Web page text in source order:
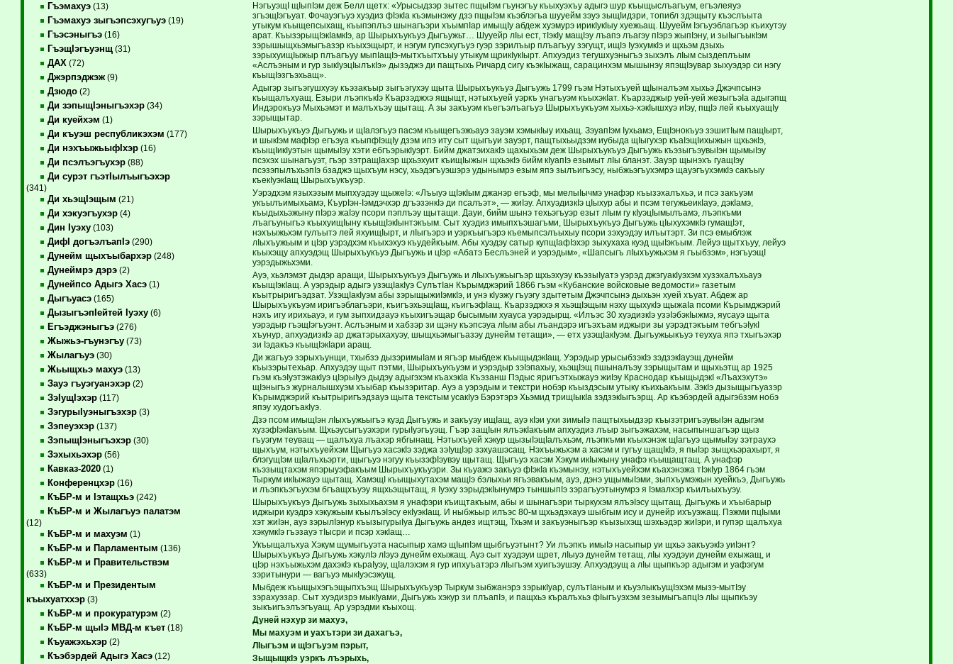
Гъэмахуэ(13)
Гъэмахуэ зыгъэпсэхугъуэ(19)
Гъэсэныгъэ(16)
ГъэщIэгъуэнщ(31)
ДАХ (72)
Джэрпэджэж(9)
Дзюдо(2)
Ди зэпыщIэныгъэхэр(34)
Ди куейхэм (1)
Ди къуэш республикэхэм (177)
Ди нэхъыжьыфIхэр(16)
Ди псэлъэгъухэр(88)
Ди сурэт гъэтIылъыгъэхэр
(341)
Ди хьэщIэщым (21)
Ди хэкуэгъухэр(4)
Дин Iуэху(103)
ДифI догъэлъапIэ(290)
Дунейм щыхъыбархэр(248)
Дунеймрэ дэрэ(2)
Дунейпсо Адыгэ Хасэ(1)
Дыгъуасэ(165)
ДызыгъэпIейтей Iуэху(6)
Егъэджэныгъэ(276)
Жыжьэ-гъунэгъу(73)
Жылагъуэ(30)
Жьыщхьэ махуэ(13)
Зауэ гъуэгуанэхэр(2)
ЗэIущIэхэр(117)
ЗэгурыIуэныгъэхэр(3)
Зэпеуэхэр(137)
ЗэпыщIэныгъэхэр(30)
Зэхыхьэхэр(56)
Кавказ-2020(1)
Конференцхэр(16)
КъБР-м и Iэтащхьэ(242)
КъБР-м и Жылагъуэ палатэм
(12)
КъБР-м и махуэм (1)
КъБР-м и Парламентым (136)
КъБР-м и Правительствэм
(633)
КъБР-м и Президентым
къыхуатххэр(3)
КъБР-м и прокуратурэм (2)
КъБР-м щыIэ МВД-м къет(18)
Къуажэхьхэр(2)
Къэбэрдей Адыгэ Хасэ(12)
НэгъуэщI щIыпIэм деж Белл щетх: «Урысыдзэр зытес пщыIэм гъунэгъу къыхуэхъу адыгэ шур къыщыслъагъум, егъэлеяуэ
згъэщIэгъуат. Фочауэгъуэ хуэдиз фIэкIа къэмынэжу дзэ пщыIэм къэблэгъа шууейм зэуэ зыщIидзри, топибл здэщыту къэслъыта
утыкум къыщепсыхащ, къыпэплъэ шынагъэри хъымпIар имыщIу абдеж хуэмурэ ирикIукIыу хуежьащ. Шууейм Iэгъуэблагъэр къихутэу
арат. КъызэрыщIэкIамкIэ, ар Шырыхъукъуэ Дыгъужьт… Шууейр лIы ест, тIэкIу мащIэу лъапэ лъагэу пIэрэ жыпIэну, и зыIыгъыкIэм
зэрышыщхьэмыгъазэр къыхэщырт, и нэгум гупсэхугъуэ гуэр зэрилъыр плъагъуу зэгущт, ищIэ IуэхумкIэ и щхьэм дзыхь
зэрыхуищIыжыр плъагъуу мыпIащIэ-мытхъытхъыу утыкум щрикIукIырт. Апхуэдиз тегушхуэныгъэ зыхэлъ лIым сыздеплъым
«Аслъэным и гур зыкIуэцIылъкIэ» дызэджэ ди пащтыхь Ричард сигу къэкIыжащ, сарацинхэм мышынэу япэщIэувар зыхуэдэр си нэгу
къыщIэзгъэхьащ».
Адыгэр зыгъэгушхуэу къэзакъыр зыгъэгухэу щыта Шырыхъукъуэ Дыгъужь 1799 гъэм Нэтыхъуей щIыналъэм хыхьэ Джэчпсынэ
къыщалъхуащ. Езыри лъэпкъкIэ Къарзэджхэ ящыщт, нэтыхъуей уэркъ унагъуэм къыхэкIат. Къарзэджыр уей-уей жезыгъэIа адыгэпщ
Индэрокъуэ Мыхьэмэт и малъхъэу щытащ. А зы закъуэм къегъэлъагъуэ Шырыхъукъуэм хыхьэ-хэкIышхуэ иIэу, пщIэ лей къыхуащIу
зэрыщытар.
Шырыхъукъуэ Дыгъужь и щIалэгъуэ пасэм къыщегъэжьауэ зауэм хэмыкIыу ихьащ. ЗэуапIэм Iухьамэ, ЕщIэнокъуэ зэшитIым пащIырт,
и шыкIэм мафIэр егъэуа къыпфIэщIу дзэм ипэ иту сыт щыгъуи зауэрт, пащтыхьыдзэм иубыда щIыгухэр къаIэщIихыжын щхьэкIэ,
къыщIикIуэтын щымыIэу хэти ебгъэрыкIуэрт. Бийм джатэихакIэ щахыхьэм деж Шырыхъукъуэ Дыгъужь къэзыгъэувыIэн щымыIэу
псэхэх шынагъуэт, гъэр зэтращIахэр щхьэхуит къищIыжын щхьэкIэ бийм кIуапIэ езымыт лIы бланэт. Зауэр щынэхъ гуащIэу
псэзэпылъхьэпIэ бзаджэ щыхъум нэсу, хьэдэгъуэшэрэ удынымрэ езым япэ зылъигъэсу, ныбжьэгъухэмрэ щауэгъухэмкIэ сакъыу
къекIуэкIащ Шырыхъукъуэр.
Уэрэдхэм языхэзым мыпхуэдэу щыжеIэ: «Лъыуэ щIэкIым джанэр егъэф, мы мелыIычмэ унафэр къызэхалъхьэ, и псэ закъуэм
укъылъимыхьамэ, КъурIэн-Iэмдэчхэр дгъэзэнкIэ ди псалъэт», — жиIэу. АпхуэдизкIэ цIыхур абы и псэм тегужьеикIауэ, дэкIамэ,
къыдыхьэжыну пIэрэ жаIэу псори пэплъэу щытащи. Дауи, бийм шынэ техьэгъуэр езыт лIым гу кIуэцIымылъамэ, лъэпкъми
лъагъуныгъэ къыхуищIыну къыщIэкIынтэкъым. Сыт хуэдиз имыпхъэшагъми, Шырыхъукъуэ Дыгъужь цIыхухэмкIэ гумащIэт,
нэхъыжьхэм гулъытэ лей яхуищIырт, и лIыгъэрэ и уэркъыгъэрэ къемыпсэлъыхыу псори зэхуэдэу илъытэрт. Зи псэ емыблэж
лIыхъужьым и цIэр уэрэдхэм къыхэхуэ къудейкъым. Абы хуэдэу сатыр купщIафIэхэр зыхухаха куэд щыIэкъым. Лейуэ щытхъуу, лейуэ
къыхэщу апхуэдэщ Шырыхъукъуэ Дыгъужь и цIэр «Абатэ Беслъэней и уэрэдым», «Шапсыгъ лIыхъужьхэм я гъыбзэм», нэгъуэщI
уэрэдыжьхэми.
Ауэ, хьэлэмэт дыдэр аращи, Шырыхъукъуэ Дыгъужь и лIыхъужьыгъэр щхьэхуэу къэзыIуатэ уэрэд джэгуакIуэхэм хузэхалъхьауэ
къыщIэкIащ. А уэрэдыр адыгэ узэщIакIуэ СулътIан Кърымджэрий 1866 гъэм «Кубанские войсковые ведомости» газетым
къытрыригъэдзат. УзэщIакIуэм абы зэрыщыжиIэмкIэ, и унэ кIуэжу гъуэгу здытетым Джэчпсынэ дыхьэн хуей хъуат. Абдеж ар
Шырыхъукъуэм иригъэблагъэри, къигъэхьэщIащ, къигъэфIащ. Къарзэджхэ я хьэщIэщым нэху щыхукIэ щыжаIа псоми Кърымджэрий
нэхъ игу ирихьауэ, и гум зыпхидзауэ къыхигъэщар бысымым хуауса уэрэдырщ. «Илъэс 30 хуэдизкIэ узэIэбэкIыжмэ, яусауэ щыта
уэрэдыр гъэщIэгъуэнт. Аслъэным и хабзэр зи щэну къэпсэуа лIым абы лъандэрэ игъэхъам иджыри зы уэрэдтэкъым тебгъэIукI
хъунур, апхуэдизкIэ ар джатэрыхахуэу, шыщхьэмыгъазэу дунейм тетащи», — етх узэщIакIуэм. Дыгъужьыкъуэ теухуа япэ тхыгъэхэр
зи Iэдакъэ къыщIэкIари аращ.
Ди жагъуэ зэрыхъунщи, тхыбзэ дызэримыIам и ягъэр мыбдеж къыщыдэкIащ. Уэрэдыр урысыбзэкIэ зэдзэкIауэщ дунейм
къызэрытехьар. Апхуэдэу щыт пэтми, Шырыхъукъуэм и уэрэдыр зэIэпахыу, хьэщIэщ пшыналъэу зэрыщытам и щыхьэтщ ар 1925
гъэм къэIуэтэжакIуэ цIэрыIуэ дыдэу адыгэхэм къахэкIа Къэзанш Пэдыс яригъэтхыжауэ жиIэу Краснодар къыщыдэкI «Лъахэхутэ»
щIэныгъэ журналышхуэм хъыбар къызэритар. Ауэ а уэрэдым и текстри нобэр къыздэсым утыку къихьакъым. ЗэкIэ дызыщыгъуазэр
Кърымджэрий къытрыригъэдзауэ щыта текстым усакIуэ Бэрэтэрэ Хьэмид трищIыкIа зэдзэкIыгъэрщ. Ар къэбэрдей адыгэбзэм нобэ
япэу худогъакIуэ.
Дзэ псом имыщIэн лIыхъужьыгъэ куэд Дыгъужь и закъуэу ищIащ, ауэ кIэи ухи зимыIэ пащтыхьыдзэр къызэтригъэувыIэн адыгэм
хузэфIэкIакъым. Щхьэусыгъуэхэри гурыIуэгъуэщ. Гъэр защIын ялъэкIакъым апхуэдиз лъыр зыгъэжахэм, насыпыншагъэр щыз
гъуэгум теуващ — щалъхуа лъахэр ябгынащ. Нэтыхъуей хэкур щызыIэщIалъхьэм, лъэпкъми къыхэнэж щIагъуэ щымыIэу зэтраухэ
щыхъум, нэтыхъуейхэм Щыгъуэ хасэкIэ зэджа зэIущIэр зэхуашэсащ. Нэхъыжьхэм а хасэм и гугъу щащIкIэ, я пыIэр зыщхьэрахырт, я
блэгущIэм щIалъхьэрти, щыгъуэ нэгуу къызэфIэувэу щытащ. Щыгъуэ хасэм Хэкум икIыжыну унафэ къыщащтащ. А унафэр
къэзыщтахэм япэрыуэфакъым Шырыхъукъуэри. Зы къуажэ закъуэ фIэкIа къэмынэу, нэтыхъуейхэм къахэнэжа тIэкIур 1864 гъэм
Тыркум икIыжауэ щытащ. ХамэщI къыщыхутахэм мащIэ бэлыхьи ягъэвакъым, ауэ, дэнэ ущымыIэми, зыпхъумэжын хуейкъэ, Дыгъужь
и лъэпкъэгъухэм бгъащхъуэу ящхьэщытащ, я Iуэху зэрыдэкIынумрэ тыншыпIэ зэрагъуэтынумрэ я Iэмалхэр къилъыхъуэу.
Шырыхъукъуэ Дыгъужь зыхыхьахэм я унафэри къищтакъым, абы и шынагъэри тыркухэм ялъэIэсу щытащ. Дыгъужь и хъыбарыр
иджыри куэдрэ хэкужьым къылъэIэсу екIуэкIащ. И ныбжьыр илъэс 80-м щхьэдэхауэ шыбгым ису и дунейр ихъуэжащ. Пэжми пцIыми
хэт жиIэн, ауэ зэрылIэнур къызыгурыIуа Дыгъужь андез ищтэщ, Тхьэм и закъуэныгъэр къызыхэщ шэхьэдэр жиIэри, и гупэр щалъхуа
хэкумкIэ гъэзауэ тIысри и псэр хэкIащ…
Укъыщалъхуа Хэкум щумыгъуэта насыпыр хамэ щIыпIэм щыбгъуэтынт? Уи лъэпкъ имыIэ насыпыр уи щхьэ закъуэкIэ уиIэнт?
Шырыхъукъуэ Дыгъужь хэкулIэ лIэуэ дунейм ехыжащ. Ауэ сыт хуэдэуи щрет, лIыуэ дунейм тетащ, лIы хуэдэуи дунейм ехыжащ, и
цIэр нэхъыжьхэм дахэкIэ къраIуэу, щIалэхэм я гур ипхуъатэрэ лIыгъэм хуигъэушэу. Апхуэдэущ а лIы щыпкъэр адыгэм и уафэгум
зэритынури — вагъуэ мыкIуэсэжущ.
Мыбдеж къыщыхэгъэщыпхъэщ Шырыхъукъуэр Тыркум зыбжанэрэ зэрыкIуар, сулътIаным и къуэлыкъущIэхэм мызэ-мытIэу
зэрахуэзар. Сыт хуэдизрэ мыкIуами, Дыгъужь хэкур зи плъапIэ, и пащхьэ къралъхьэ фIыгъуэхэм зезымыгъапцIэ лIы щыпкъэу
зыкъигъэлъэгъуащ. Ар уэрэдми къыхощ.
Дуней нэхур зи махуэ,
Мы махуэм и уахътэри зи дахагъэ,
ЛIыгъэм и щIэгъуэм пэрыт,
ЗыщыщкIэ уэркъ лъэрыхь,